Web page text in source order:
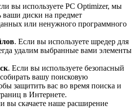
вы используете PC Optimizer, мы
ваши диски на предмет
или ненужного программного
. Если вы используете шредер для
удалим выбранные вами элементы
. Если вы используете безопасный
вашу поисковую
защитить вас во время поиска и
в Интернете.
вы скачаете наше расширение